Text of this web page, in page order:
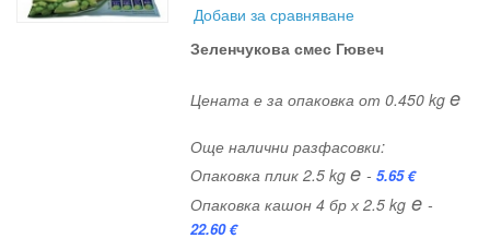
Добави за сравняване
Зеленчукова смес Гювеч
Цената е за опаковка от 0.450 kge
Още налични разфасовки:
Опаковка плик 2.5 kge-5.65 €
Опаковка кашон 4 бр х 2.5 kg e-
22.60 €